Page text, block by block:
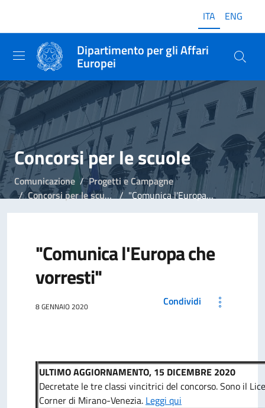
ITA ENG
Dipartimento per gli Affari
Europei
Concorsi per le scuole
Comunicazione
Progetti e Campagne
Concorsi per le scuole
"Comunica l'Europa che vorresti"
"Comunica l'Europa che
vorresti"
8 GENNAIO 2020 Condividi
ULTIMO AGGIORNAMENTO, 15 DICEMBRE 2020
Decretate le tre classi vincitrici del concorso. Sono il
Corner di Mirano-Venezia. Leggi qui